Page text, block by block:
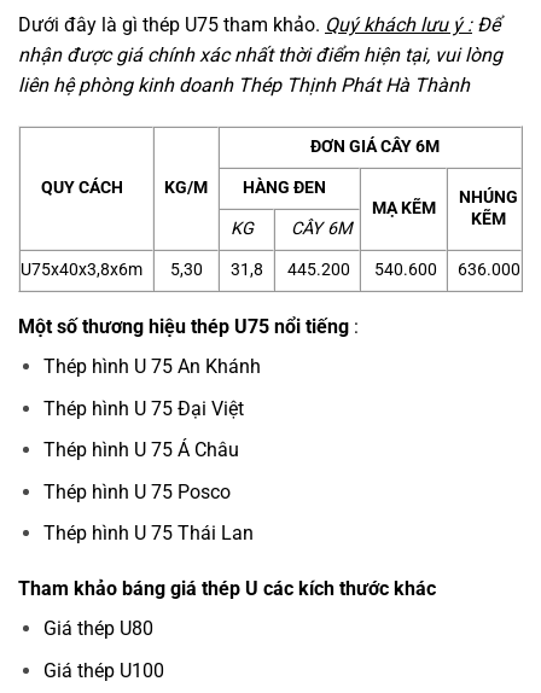
Dưới đây là gì thép U75 tham khảo. Quý khách lưu ý : Để
nhận được giá chính xác nhất thời điểm hiện tại, vui lòng
liên hệ phòng kinh doanh Thép Thịnh Phát Hà Thành
QUY CÁCH KG/M
ĐƠN GIÁ CÂY 6M
HÀNG ĐEN
MẠ KẼM
NHÚNG
KẼM
KG
CÂY 6M
U75x40x3,8x6m
5,30 31,8 445.200 540.600 636.000
Một số thương hiệu thép U75 nổi tiếng :
Thép hình U 75 An Khánh
Thép hình U 75 Đại Việt
Thép hình U 75 Á Châu
Thép hình U 75 Posco
Thép hình U 75 Thái Lan
Tham khảo báng giá thép U các kích thước khác
Giá thép U80
Giá thép U100